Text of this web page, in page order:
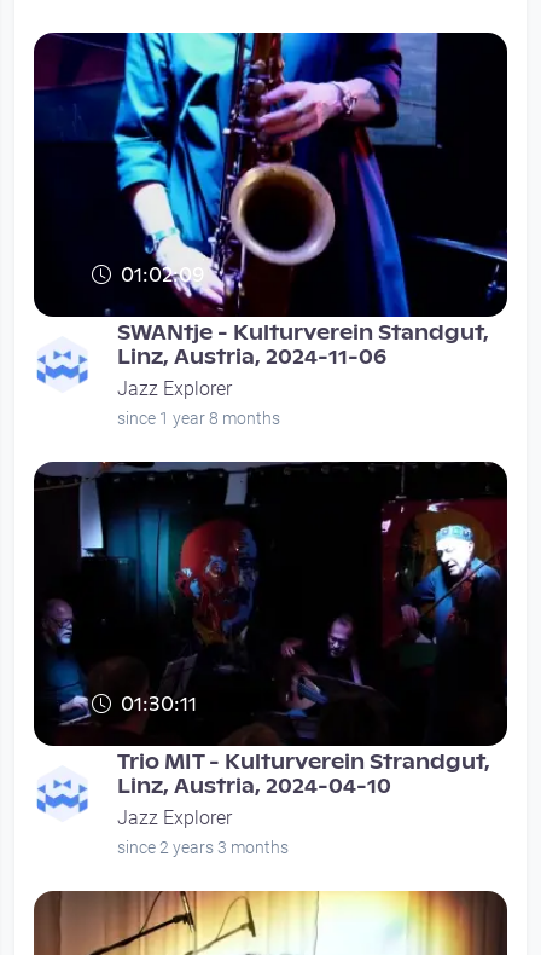
01:02:09
SWANtje - Kulturverein Standgut,
Linz, Austria, 2024-11-06
Jazz Explorer
since 1 year 8 months
01:30:11
Trio MIT - Kulturverein Strandgut,
Linz, Austria, 2024-04-10
Jazz Explorer
since 2 years 3 months